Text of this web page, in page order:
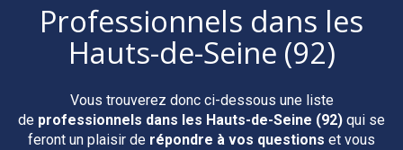
Professionnels dans les
Hauts-de-Seine (92)
Vous trouverez donc ci-dessous une liste
de professionnels dans les Hauts-de-Seine (92) qui se
feront un plaisir de répondre à vos questions et vous